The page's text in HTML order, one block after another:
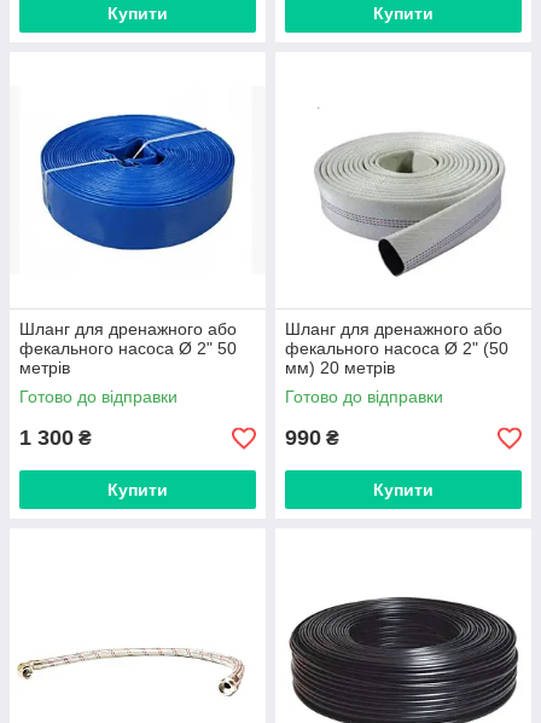
Купити Купити
Шланг для дренажного або
фекального насоса Ø 2" 50
метрів
Готово до відправки
1 300 ₴
Купити
Шланг для дренажного або
фекального насоса Ø 2" (50
мм) 20 метрів
Готово до відправки
990 ₴
Купити